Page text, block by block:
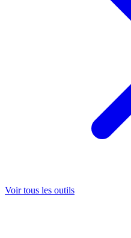
Voir tous les outils